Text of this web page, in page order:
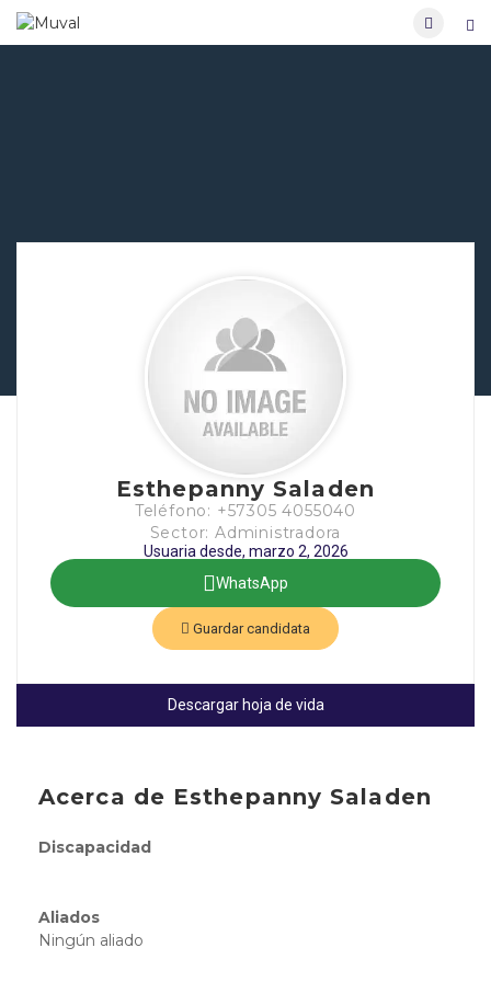
Esthepanny Saladen
Teléfono: +57305 4055040
Sector: Administradora
Usuaria desde, marzo 2, 2026
WhatsApp
Guardar candidata
Descargar hoja de vida
Acerca de Esthepanny Saladen
Discapacidad
Aliados
Ningún aliado